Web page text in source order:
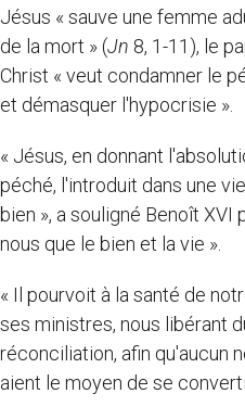
Jésus « sauve une femme
de la mort » (Jn 8, 1-11), le
Christ « veut condamner le
et démasquer l'hypocrisie ».
« Jésus, en donnant
péché, l'introduit dans une
bien », a souligné Benoît XVI
nous que le bien et la vie ».
« Il pourvoit à la santé de
ses ministres, nous libérant
réconciliation, afin qu'aucun
aient le moyen de se